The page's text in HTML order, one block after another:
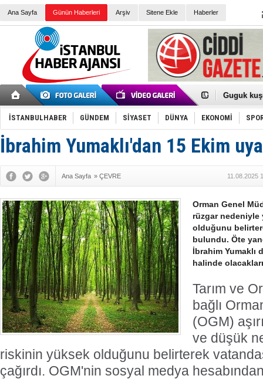
Ana Sayfa Günün Haberleri Arşiv Sitene Ekle Haberler
Türk
Guguk
Sneaker
Erkek
Tommy
Kayyum
Ankara
Erdoğan:
İtalyan
Ece
3
İSTANBULHABER GÜNDEM SİYASET DÜNYA EKONOMİ
İbrahim Yumaklı'dan 15 Ekim
Ana Sayfa » ÇEVRE 11.08.2025
Orman Genel
rüzgar nedeniyle
olduğunu
bulundu. Öte
İbrahim Yumaklı
halinde
Tarım ve
bağlı
(OGM)
ve düşük
riskinin yüksek olduğunu belirterek
çağırdı. OGM'nin sosyal medya